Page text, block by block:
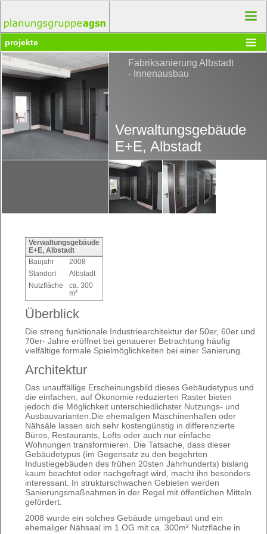
projekte
Fabriksanierung Albstadt
- Innenausbau
Verwaltungsgebäude
E+E, Albstadt
Verwaltungsgebäude
E+E, Albstadt
Baujahr
2008
Standort
Albstadt
Nutzfläche
ca. 300
m²
Überblick
Die streng funktionale Industriearchitektur der 50er, 60er und
70er- Jahre eröffnet bei genauerer Betrachtung häufig
vielfältige formale Spielmöglichkeiten bei einer Sanierung.
Architektur
Das unauffällige Erscheinungsbild dieses Gebäudetypus und
die einfachen, auf Ökonomie reduzierten Raster bieten
jedoch die Möglichkeit unterschiedlichster Nutzungs- und
Ausbauvarianten.Die ehemaligen Maschinenhallen oder
Nähsäle lassen sich sehr kostengünstig in differenzierte
Büros, Restaurants, Lofts oder auch nur einfache
Wohnungen transformieren. Die Tatsache, dass dieser
Gebäudetypus (im Gegensatz zu den begehrten
Industiegebäuden des frühen 20sten Jahrhunderts) bislang
kaum beachtet oder nachgefragt wird, macht ihn besonders
interessant. In strukturschwachen Gebieten werden
Sanierungsmaßnahmen in der Regel mit öffentlichen Mitteln
gefördert.
2008 wurde ein solches Gebäude umgebaut und ein
ehemaliger Nähsaal im 1.OG mit ca. 300m² Nutzfläche in